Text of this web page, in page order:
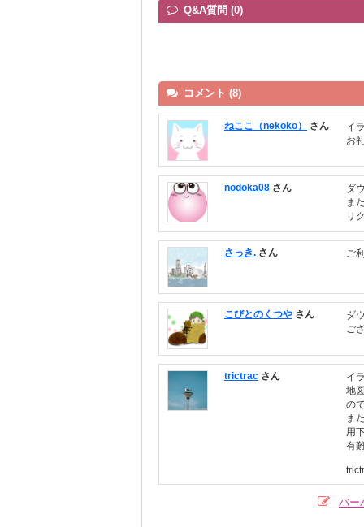
Q&A質問 (0)
コメント (8)
ねここ（nekoko） さん
イ
お
nodoka08 さん
ダ
ま
リ
さっき. さん ご
こびとのくつや さん
ダ
ご
trictrac さん
イ
地
の
ま
用
有
バー